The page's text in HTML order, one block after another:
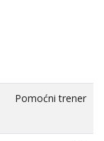
Pomoćni trener